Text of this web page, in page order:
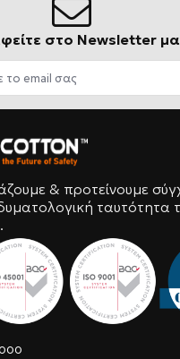
στο Newsletter
& προτείνουμε
ταυτότητα